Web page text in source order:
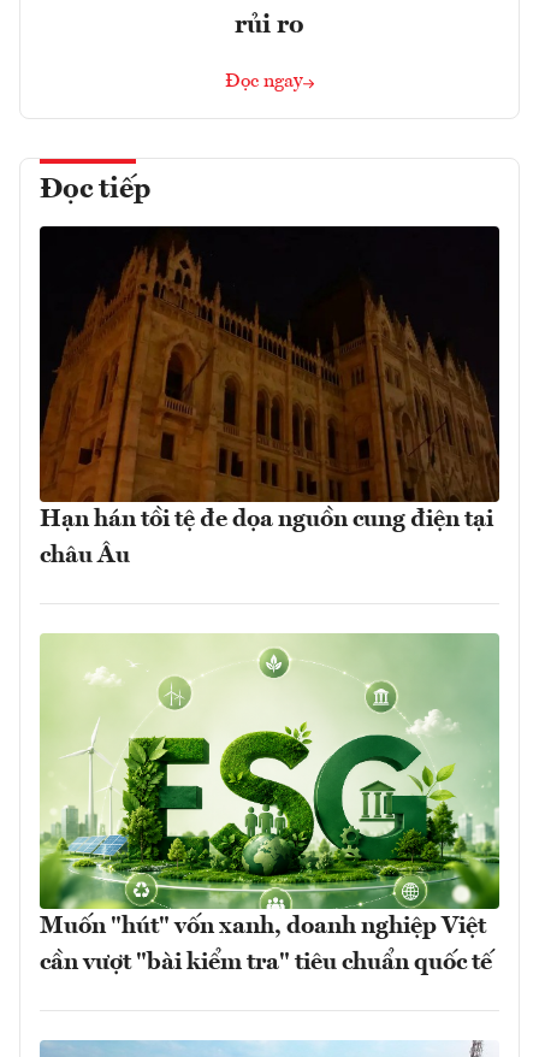
rủi ro
Đọc ngay
Đọc tiếp
Hạn hán tồi tệ đe dọa nguồn cung điện tại
châu Âu
Muốn "hút" vốn xanh, doanh nghiệp Việt
cần vượt "bài kiểm tra" tiêu chuẩn quốc tế